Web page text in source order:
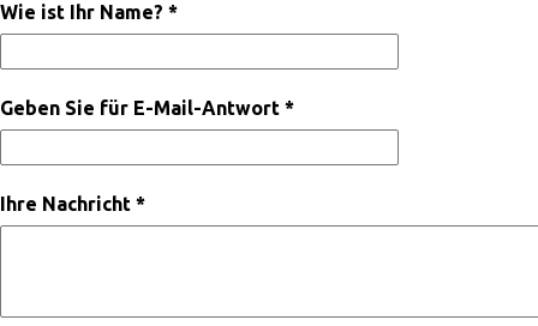
Wie ist Ihr Name? *
Geben Sie für E-Mail-Antwort *
Ihre Nachricht *